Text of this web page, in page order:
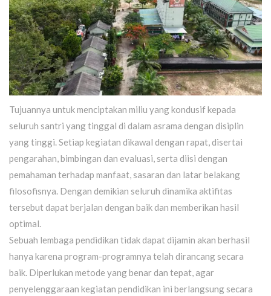
Tujuannya untuk menciptakan miliu yang kondusif kepada
seluruh santri yang tinggal di dalam asrama dengan disiplin
yang tinggi. Setiap kegiatan dikawal dengan rapat, disertai
pengarahan, bimbingan dan evaluasi, serta diisi dengan
pemahaman terhadap manfaat, sasaran dan latar belakang
filosofisnya. Dengan demikian seluruh dinamika aktifitas
tersebut dapat berjalan dengan baik dan memberikan hasil
optimal.
Sebuah lembaga pendidikan tidak dapat dijamin akan berhasil
hanya karena program-programnya telah dirancang secara
baik. Diperlukan metode yang benar dan tepat, agar
penyelenggaraan kegiatan pendidikan ini berlangsung secara